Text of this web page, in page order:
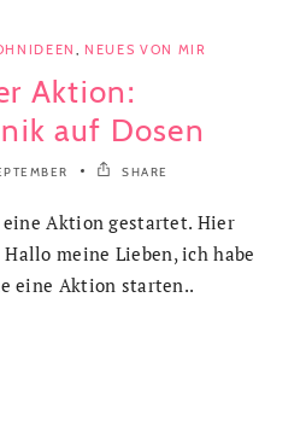
, NEUES VON MIR
Aktion:
auf Dosen
SHARE
Aktion gestartet. Hier
meine Lieben, ich habe
eine Aktion starten..